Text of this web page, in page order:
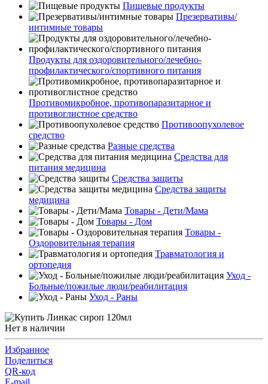
Пищевые продукты
Презервативы/
интимные товары
Продукты для оздоровительного/лечебно-
профилактического/спортивного питания
Противомикробное, противопаразитарное и
противоглистное средство
Противоопухолевое
средство
Разные средства
Средства для
питания медицина
Средства защиты
Средства защиты
медицина
Товары - Дети/Мама
Товары - Дом
Товары -
Оздоровительная терапия
Травматология и
ортопедия
Уход -
Больные/пожилые люди/реабилитация
Уход - Раны
Нет в наличии
Избранное
Поделиться
QR-код
E-mail